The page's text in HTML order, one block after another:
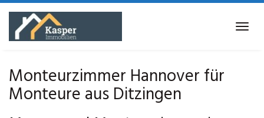
Skip
main
Monteurzimmer Hannover für
Monteure aus Ditzingen